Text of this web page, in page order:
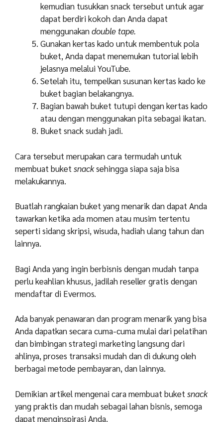
kemudian tusukkan snack tersebut untuk agar
dapat berdiri kokoh dan Anda dapat
menggunakandouble tape.
Gunakan kertas kado untuk membentuk pola
buket, Anda dapat menemukan tutorial lebih
jelasnya melalui YouTube.
Setelah itu, tempelkan susunan kertas kado ke
buket bagian belakangnya.
Bagian bawah buket tutupi dengan kertas kado
atau dengan menggunakan pita sebagai ikatan.
Buket snack sudah jadi.
Cara tersebut merupakan cara termudah untuk
membuat buket snacksehingga siapa saja bisa
melakukannya.
Buatlah rangkaian buket yang menarik dan dapat Anda
tawarkan ketika ada momen atau musim tertentu
seperti sidang skripsi, wisuda, hadiah ulang tahun dan
lainnya.
Bagi Anda yang ingin berbisnis dengan mudah tanpa
perlu keahlian khusus, jadilah reseller gratis dengan
mendaftar di Evermos.
Ada banyak penawaran dan program menarik yang bisa
Anda dapatkan secara cuma-cuma mulai dari pelatihan
dan bimbingan strategi marketing langsung dari
ahlinya, proses transaksi mudah dan di dukung oleh
berbagai metode pembayaran, dan lainnya.
Demikian artikel mengenai cara membuat buket snack
yang praktis dan mudah sebagai lahan bisnis, semoga
dapat menginspirasi Anda.